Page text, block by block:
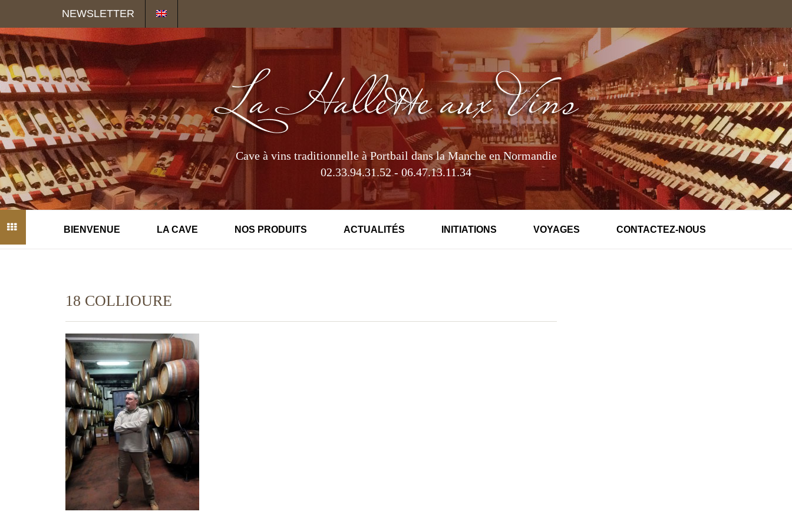
NEWSLETTER
Cave à vins traditionnelle à Portbail dans la Manche en Normandie
02.33.94.31.52 - 06.47.13.11.34
BIENVENUE LA CAVE NOS PRODUITS ACTUALITÉS INITIATIONS VOYAGES CONTACTEZ-NOUS
18 COLLIOURE
Panneau de gestion des cookies